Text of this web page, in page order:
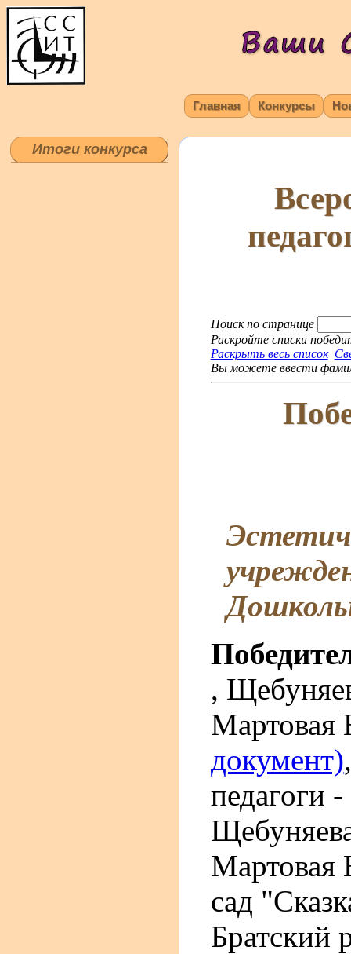
Главная Конкурсы
Итоги конкурса
Поиск по странице
Раскройте списки
Раскрыть весь список
Вы можете ввести
,
документ)
педагоги
Мартовая
сад
Братский